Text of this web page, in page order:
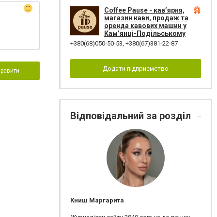
Coffee Pause - кав’ярня,
магазин кави, продаж та
оренда кавових машин у
Кам’янці-Подільському
+380(68)050-50-53, +380(67)381-22-87
Додати підприємство
Відповідальний за розділ
Книш Маргарита